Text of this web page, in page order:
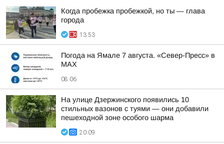
Когда пробежка пробежкой, но ты — глава
города
13:53
Погода на Ямале 7 августа. «Север-Пресс» в
MAX
08:06
На улице Дзержинского появились 10
стильных вазонов с туями — они добавили
пешеходной зоне особого шарма
20:09